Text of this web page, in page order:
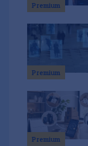
Premium
Premium
Premium